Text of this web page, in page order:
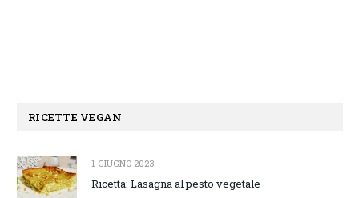
RICETTE VEGAN
1 GIUGNO 2023
Ricetta: Lasagna al pesto vegetale